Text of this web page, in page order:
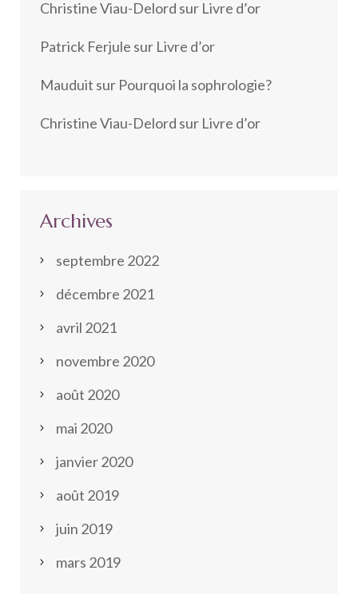
Christine Viau-Delord sur Livre d’or
Patrick Ferjule sur Livre d’or
Mauduit sur Pourquoi la sophrologie?
Christine Viau-Delord sur Livre d’or
Archives
septembre 2022
décembre 2021
avril 2021
novembre 2020
août 2020
mai 2020
janvier 2020
août 2019
juin 2019
mars 2019